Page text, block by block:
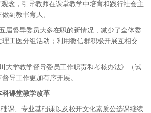
观念，引导教师在课堂教学中培育和践行社会主
到教书育人。
届督导委员大多在职的新情况，减少了全体委
理工医分组活动；利用微信群积极开展互相交
大学教学督导委员工作职责和考核办法》（试
导工作更加有序开展。
科课堂教学改革
课、专业基础课以及校开文化素质公选课继续